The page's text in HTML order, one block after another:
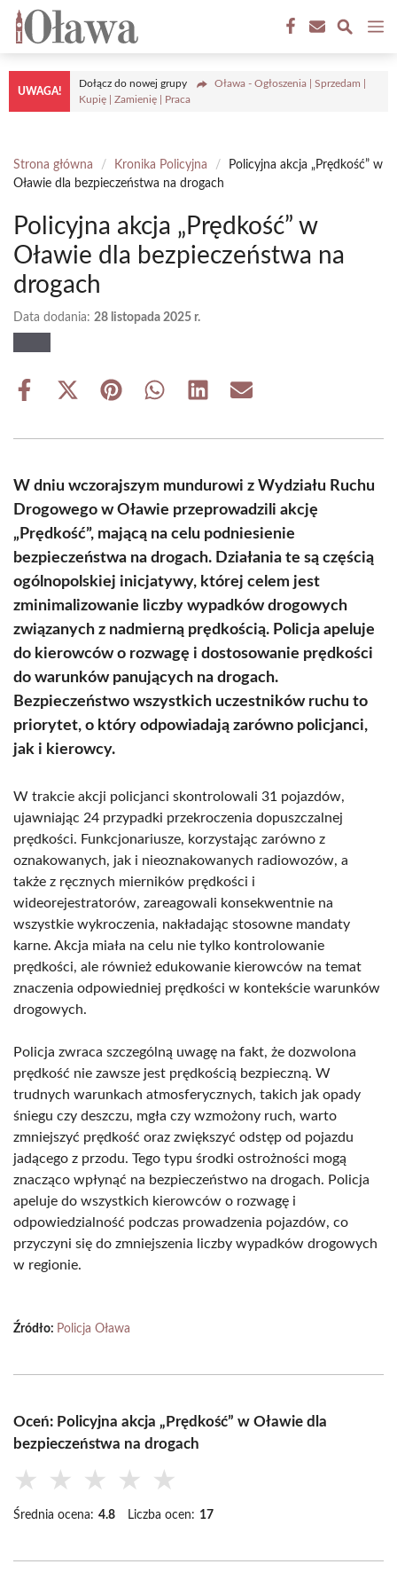
Przejdź
treści
UWAGA!
Dołącz do nowej grupy
Oława - Ogłoszenia | Sprzedam |
Kupię | Zamienię | Praca
Strona główna / Kronika Policyjna /
Policyjna akcja „Prędkość” w
Oławie dla bezpieczeństwa na drogach
Policyjna akcja „Prędkość” w
Oławie dla bezpieczeństwa na
drogach
Data dodania: 28 listopada 2025 r.
Share
Share
(Twitter)
Share Share Share Share
W dniu wczorajszym mundurowi z Wydziału Ruchu
Drogowego w Oławie przeprowadzili akcję
„Prędkość”, mającą na celu podniesienie
bezpieczeństwa na drogach. Działania te są częścią
ogólnopolskiej inicjatywy, której celem jest
zminimalizowanie liczby wypadków drogowych
związanych z nadmierną prędkością. Policja apeluje
do kierowców o rozwagę i dostosowanie prędkości
do warunków panujących na drogach.
Bezpieczeństwo wszystkich uczestników ruchu to
priorytet, o który odpowiadają zarówno policjanci,
jak i kierowcy.
W trakcie akcji policjanci skontrolowali 31 pojazdów,
ujawniając 24 przypadki przekroczenia dopuszczalnej
prędkości. Funkcjonariusze, korzystając zarówno z
oznakowanych, jak i nieoznakowanych radiowozów, a
także z ręcznych mierników prędkości i
wideorejestratorów, zareagowali konsekwentnie na
wszystkie wykroczenia, nakładając stosowne mandaty
karne. Akcja miała na celu nie tylko kontrolowanie
prędkości, ale również edukowanie kierowców na temat
znaczenia odpowiedniej prędkości w kontekście warunków
drogowych.
Policja zwraca szczególną uwagę na fakt, że dozwolona
prędkość nie zawsze jest prędkością bezpieczną. W
trudnych warunkach atmosferycznych, takich jak opady
śniegu czy deszczu, mgła czy wzmożony ruch, warto
zmniejszyć prędkość oraz zwiększyć odstęp od pojazdu
jadącego z przodu. Tego typu środki ostrożności mogą
znacząco wpłynąć na bezpieczeństwo na drogach. Policja
apeluje do wszystkich kierowców o rozwagę i
odpowiedzialność podczas prowadzenia pojazdów, co
przyczyni się do zmniejszenia liczby wypadków drogowych
w regionie.
Źródło: Policja Oława
Oceń: Policyjna akcja „Prędkość” w Oławie dla
bezpieczeństwa na drogach
★ ★ ★ ★ ★
Średnia ocena: 4.8 Liczba ocen: 17